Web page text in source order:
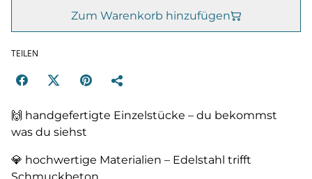
Zum Warenkorb hinzufügen
TEILEN
🙌 handgefertigte Einzelstücke – du bekommst
was du siehst
💎 hochwertige Materialien – Edelstahl trifft